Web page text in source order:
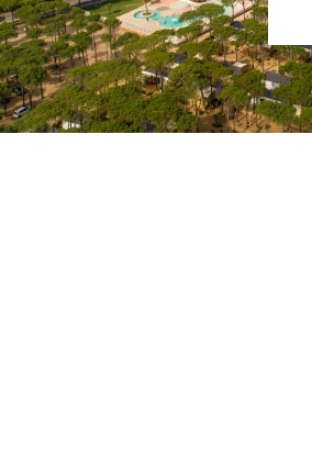
Brava, el
espectacular
sucesión de